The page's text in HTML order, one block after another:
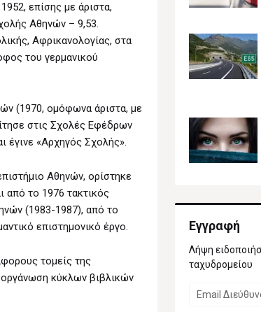
επίσης με άριστα,
Αθηνών – 9,53.
Aφρικανολογίας, στα
του γερμανικού
(1970, ομόφωνα άριστα, με
στις Σχολές Εφέδρων
έγινε «Αρχηγός Σχολής».
Αθηνών, ορίστηκε
από το 1976 τακτικός
(1983-1987), από το
επιστημονικό έργο.
τομείς της
οργάνωση κύκλων βιβλικών
Εγγραφή
Λήψη
ταχυδρομείου